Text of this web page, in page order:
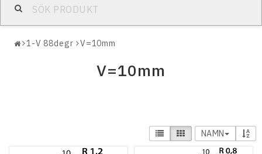
1-V 88degr V=10mm
V=10mm
NAMN